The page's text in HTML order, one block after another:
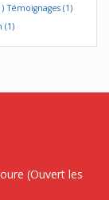
Témoignages (1)
(1)
(Ouvert les